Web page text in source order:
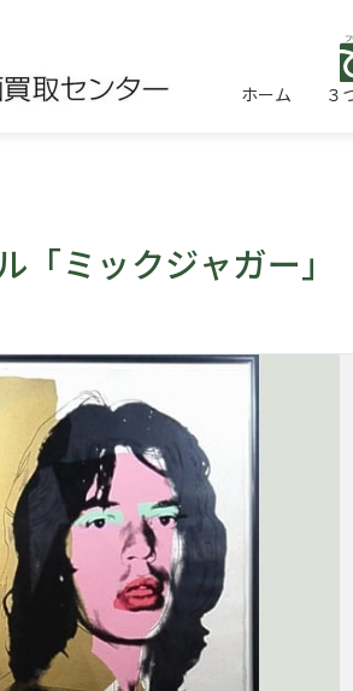
ホーム
３
「ミックジャガー」